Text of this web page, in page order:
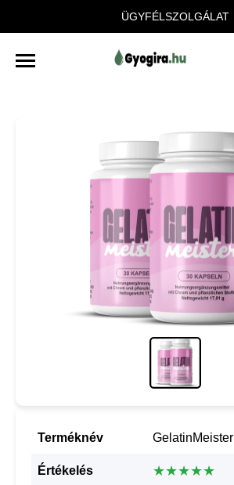
ÜGYFÉLSZOLGÁLAT
Terméknév GelatinMeister
Értékelés ★★★★★